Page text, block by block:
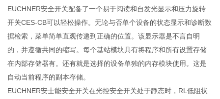
EUCHNER安全开关配备了一个易于阅读和自发光显示和压力旋转
开关CES-CB可以轻松操作。无论与否单个设备的状态显示和诊断数
据检索，菜单简单直观传递到正确的位置。该显示器是不言自明
的，并遵循共同的缩写。每个基站模块具有将程序和所有设置存储
在内部存储器有。还有就是选择的设备单独的内存模块使用。这是
自动当前程序的副本存储。
EUCHNER安士能安全开关在光控安全开关处于静态时，RL低阻状